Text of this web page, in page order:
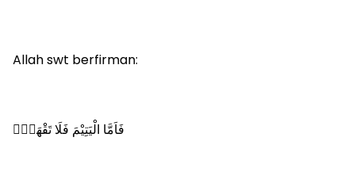
Allah swt berfirman:
فَاَمَّا الْيَتِيْمَ فَلَا تَقْهَرْۗ